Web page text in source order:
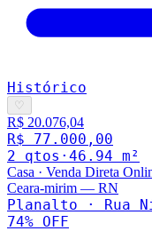
Histórico
♡
R$ 20.076,04
R$ 77.000,00
2 qtos · 46.94 m²
Casa · Venda Direta
Ceara-mirim — RN
Planalto · Rua
74% OFF